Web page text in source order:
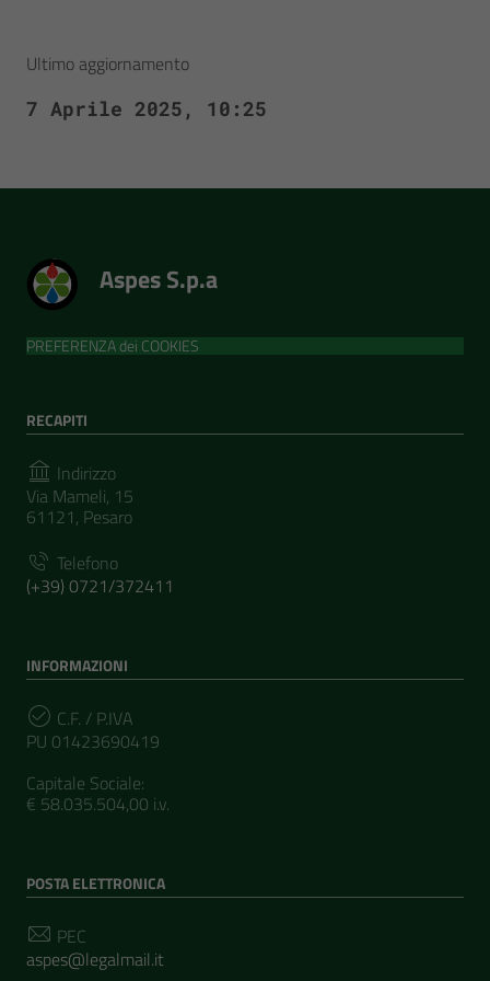
Ultimo aggiornamento
7 Aprile 2025, 10:25
Aspes S.p.a
PREFERENZA dei COOKIES
RECAPITI
Indirizzo
Via Mameli, 15
61121, Pesaro
Telefono
(+39) 0721/372411
INFORMAZIONI
C.F. / P.IVA
PU 01423690419
Capitale Sociale:
€ 58.035.504,00 i.v.
POSTA ELETTRONICA
PEC
aspes@legalmail.it